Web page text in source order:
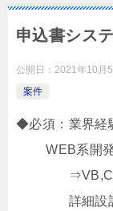
申込書シス
公開日： 2021年10月5
案件
◆必須：業界経
WEB系開発
詳細設計